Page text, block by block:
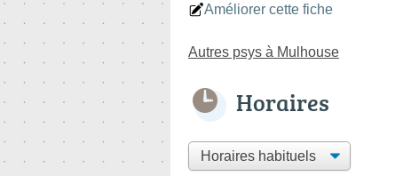
Améliorer cette fiche
Autres psys à Mulhouse
Horaires